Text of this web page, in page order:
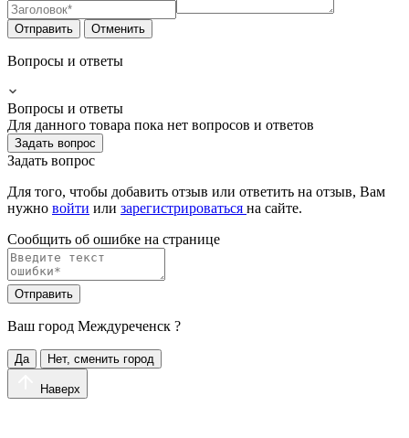
Отправить Отменить
Вопросы и ответы
Вопросы и ответы
Для данного товара пока нет вопросов и ответов
Задать вопрос
Задать вопрос
Для того, чтобы добавить отзыв или ответить на отзыв, Вам
нужно войти или зарегистрироваться на сайте.
Сообщить об ошибке на страницe
Отправить
Ваш город Междуреченск ?
Да Нет, сменить город
Наверх